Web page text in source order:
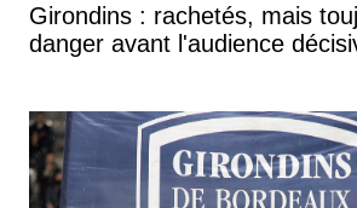
Girondins : rachetés, mais
danger avant l'audience